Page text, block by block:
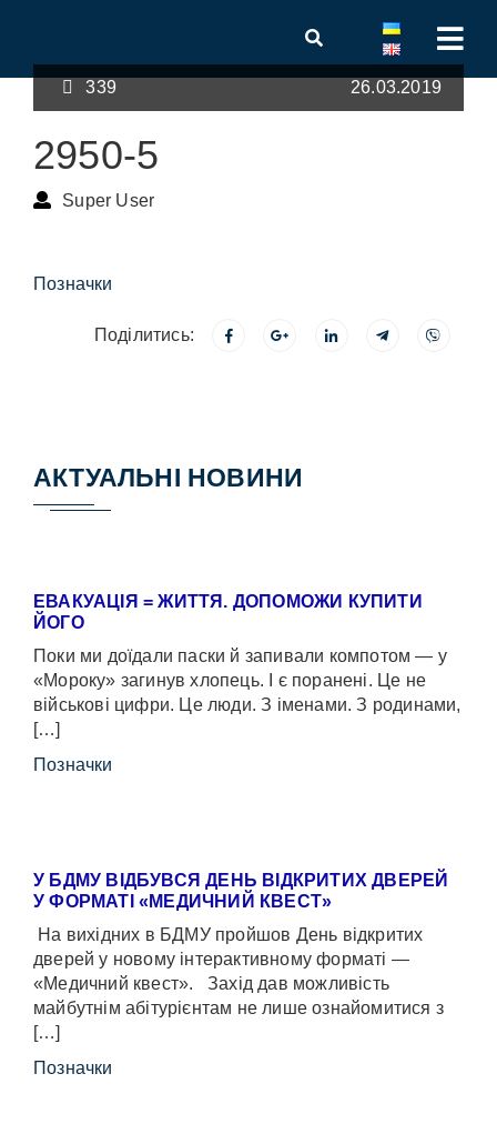
339 26.03.2019
2950-5
Super User
Позначки
Поділитись:
АКТУАЛЬНІ НОВИНИ
ЕВАКУАЦІЯ = ЖИТТЯ. ДОПОМОЖИ КУПИТИ
ЙОГО
Поки ми доїдали паски й запивали компотом — у
«Мороку» загинув хлопець. І є поранені. Це не
військові цифри. Це люди. З іменами. З родинами,
[…]
Позначки
У БДМУ ВІДБУВСЯ ДЕНЬ ВІДКРИТИХ ДВЕРЕЙ
У ФОРМАТІ «МЕДИЧНИЙ КВЕСТ»
На вихідних в БДМУ пройшов День відкритих
дверей у новому інтерактивному форматі —
«Медичний квест». Захід дав можливість
майбутнім абітурієнтам не лише ознайомитися з
[…]
Позначки